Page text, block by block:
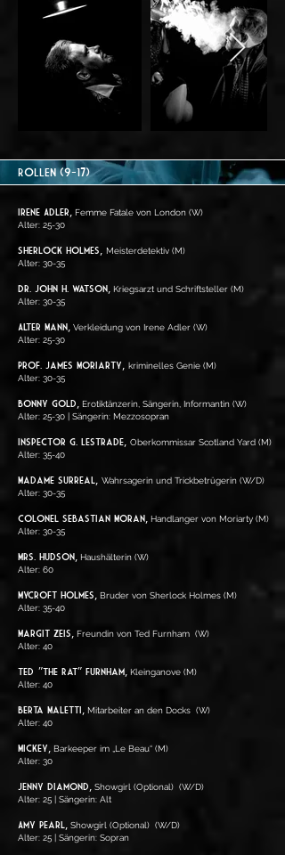
ROLLEN (9-17)
Irene Adler, Femme Fatale von London (W)
Alter: 25-30
Sherlock Holmes, Meisterdetektiv (M)
Alter: 30-35
Dr. John H. Watson, Kriegsarzt und Schriftsteller (M)
Alter: 30-35
Alter Mann, Verkleidung von Irene Adler (W)
Alter: 25-30
Prof. James Moriarty, kriminelles Genie (M)
Alter: 30-35
Bonny Gold,
Erotiktänzerin, Sängerin, Informantin (W)
Alter: 25-30 | Sängerin: Mezzosopran
Inspector G. Lestrade, Oberkommissar Scotland Yard (M)
Alter: 35-40
Madame Surreal, Wahrsagerin und Trickbetrügerin (W/D)
Alter: 30-35
Colonel Sebastian Moran, Handlanger von Moriarty (M)
Alter: 30-35
Mrs. Hudson, Haushälterin (W)
Alter: 60
Mycroft Holmes, Bruder von Sherlock Holmes (M)
Alter: 35-40
Margit Zeis Freundin von Ted Furnham (W)
Alter: 40
Ted „"the Rat“ Furnham, Kleinganove (M)
Alter: 40
Berta Maletti, Mitarbeiter an den Docks (W)
Alter: 40
Mickey,
Barkeeper im „Le Beau“ (M)
Alter: 30
Jenny Diamond, Showgirl (Optional) (W/D)
Alter: 25 | Sängerin: Alt
Amy Pearl, Showgirl (Optional) (W/D)
Alter: 25 | Sängerin: Sopran